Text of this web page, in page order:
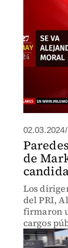
02.03.2024/
de
Los
del PRI,
firmaron
cargos